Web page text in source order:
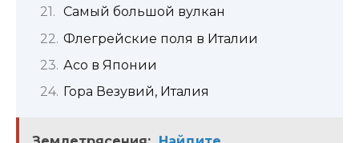
Самый большой вулкан
Флегрейские поля в Италии
Асо в Японии
Гора Везувий, Италия